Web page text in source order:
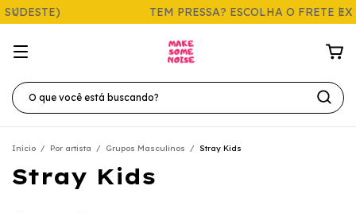
TEM PRESSA? ESCOLHA O FRETE EXPRESS
Início / Por artista / Grupos Masculinos / Stray Kids
Stray Kids